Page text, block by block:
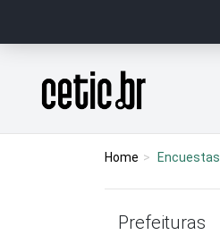
Página inicial
Home Encuestas
Prefeituras